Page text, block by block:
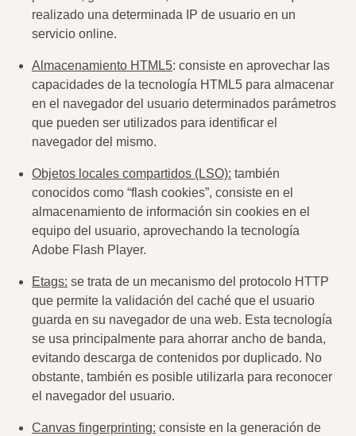
realizado una determinada IP de usuario en un
servicio online.
Almacenamiento HTML5: consiste en aprovechar las
capacidades de la tecnología HTML5 para almacenar
en el navegador del usuario determinados parámetros
que pueden ser utilizados para identificar el
navegador del mismo.
Objetos locales compartidos (LSO): también
conocidos como “flash cookies”, consiste en el
almacenamiento de información sin cookies en el
equipo del usuario, aprovechando la tecnología
Adobe Flash Player.
Etags: se trata de un mecanismo del protocolo HTTP
que permite la validación del caché que el usuario
guarda en su navegador de una web. Esta tecnología
se usa principalmente para ahorrar ancho de banda,
evitando descarga de contenidos por duplicado. No
obstante, también es posible utilizarla para reconocer
el navegador del usuario.
Canvas fingerprinting: consiste en la generación de